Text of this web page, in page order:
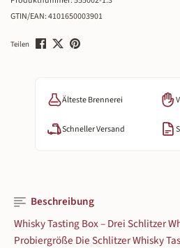
GTIN/EAN:4101650003901
Teilen
Älteste Brennerei
Schneller Versand
Beschreibung
Whisky Tasting Box – Drei Schlitzer
Probiergröße Die Schlitzer Whisky